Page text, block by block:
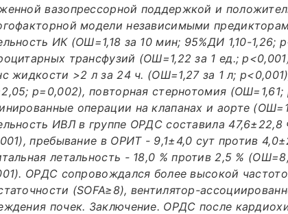
вазопрессорной поддержкой и
модели независимыми
ИК (ОШ=1,18 за 10 мин; 95%ДИ 1,10-1,26;
трансфузий (ОШ=1,22 за 1 ед.;
жидкости >2 л за 24 ч. (ОШ=1,27 за 1 л;
p=0,002), повторная стернотомия (ОШ=1,61;
операции на клапанах и аорте
ИВЛ в группе ОРДС составила 47,6±22,8
пребывание в ОРИТ - 9,1±4,0 сут против
летальность - 18,0 % против 2,5 %
ОРДС сопровождался более высокой
(SOFA≥8), вентилятор-
почек. Заключение. ОРДС после